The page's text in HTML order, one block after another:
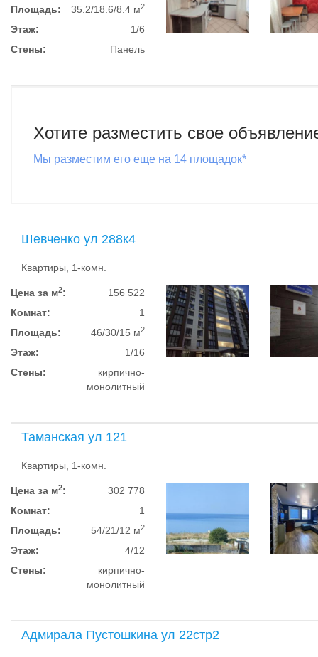
Площадь: 35.2/18.6/8.4 м2
Этаж:
1/6
Стены:
Панель
Хотите разместить свое
Мы разместим его еще на 14 площадок*
Шевченко ул 288к4
Квартиры, 1-комн.
Цена за м2:
156 522
Комнат:
1
Площадь:
46/30/15 м2
Этаж:
1/16
Стены:
кирпично-
монолитный
Таманская ул 121
Квартиры, 1-комн.
Цена за м2:
302 778
Комнат:
1
Площадь:
54/21/12 м2
Этаж:
4/12
Стены:
кирпично-
монолитный
Адмирала Пустошкина ул 22стр2